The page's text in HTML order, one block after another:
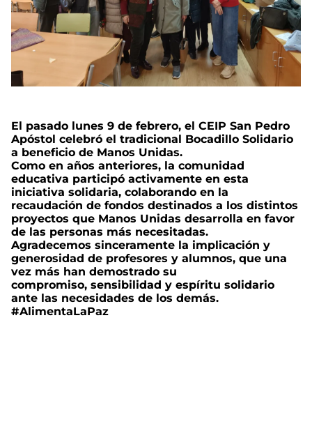
El pasado lunes 9 de febrero, el CEIP San Pedro
Apóstol celebró el tradicional Bocadillo Solidario
a beneficio de Manos Unidas.
Como en años anteriores, la comunidad
educativa participó activamente en esta
iniciativa solidaria, colaborando en la
recaudación de fondos destinados a los distintos
proyectos que Manos Unidas desarrolla en favor
de las personas más necesitadas.
Agradecemos sinceramente la implicación y
generosidad de profesores y alumnos, que una
vez más han demostrado su
compromiso, sensibilidad y espíritu solidario
ante las necesidades de los demás.
#AlimentaLaPaz